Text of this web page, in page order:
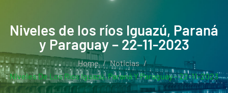
Niveles de los ríos Iguazú, Paraná
y Paraguay – 22-11-2023
Home
Noticias
Niveles De Los Ríos Iguazú, Paraná Y Paraguay – 22-11-2023